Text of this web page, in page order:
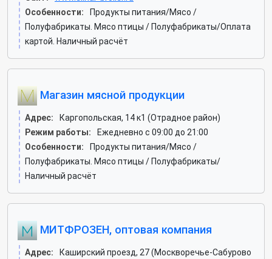
Особенности:
Продукты питания/Мясо /
Полуфабрикаты. Мясо птицы / Полуфабрикаты/Оплата
картой. Наличный расчёт
Магазин мясной продукции
Адрес:
Каргопольская, 14 к1 (Отрадное район)
Режим работы:
Ежедневно с 09:00 до 21:00
Особенности:
Продукты питания/Мясо /
Полуфабрикаты. Мясо птицы / Полуфабрикаты/
Наличный расчёт
МИТФРОЗЕН, оптовая компания
Адрес:
Каширский проезд, 27 (Москворечье-Сабурово